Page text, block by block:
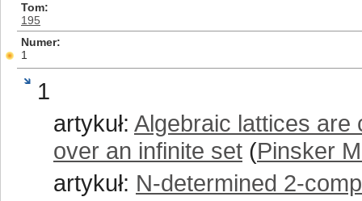
Tom
195
Numer
1
1
artykuł: Algebraic lattices are
over an infinite set (Pinsker
artykuł: N-determined 2-